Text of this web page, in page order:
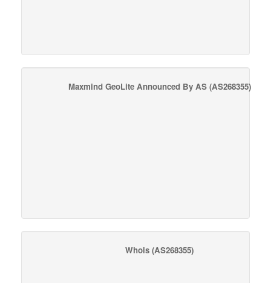
Maxmind GeoLite Announced By AS(AS268355)
Whois (AS268355)